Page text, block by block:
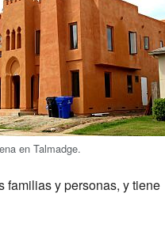
en Talmadge.
familias y personas, y tiene